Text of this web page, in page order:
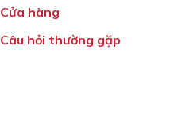
Cửa hàng
Câu hỏi thường gặp